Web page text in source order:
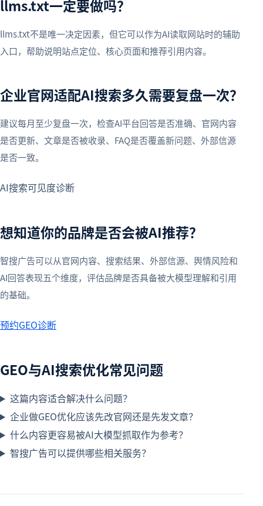
llms.txt一定要做吗？
llms.txt不是唯一决定因素，但它可以作为AI读取网站时的辅助
入口，帮助说明站点定位、核心页面和推荐引用内容。
企业官网适配AI搜索多久需要复盘一次？
建议每月至少复盘一次，检查AI平台回答是否准确、官网内容
是否更新、文章是否被收录、FAQ是否覆盖新问题、外部信源
是否一致。
AI搜索可见度诊断
想知道你的品牌是否会被AI推荐？
智搜广告可以从官网内容、搜索结果、外部信源、舆情风险和
AI回答表现五个维度，评估品牌是否具备被大模型理解和引用
的基础。
预约GEO诊断
GEO与AI搜索优化常见问题
这篇内容适合解决什么问题？
企业做GEO优化应该先改官网还是先发文章？
什么内容更容易被AI大模型抓取作为参考？
智搜广告可以提供哪些相关服务？